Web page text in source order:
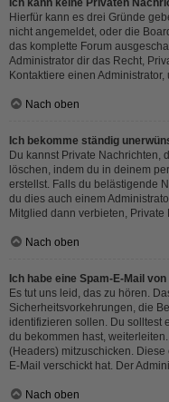
Ich kann keine Privaten
Hierfür kann es drei Gründe
nicht angemeldet, oder die
das komplette Forum
Administrator dir das Recht,
Kontaktiere einen
Nach oben
Ich bekomme ständig
Du kannst Private Nachrichten,
löschen, indem du in deinem
erstellst. Falls du belästigende
du dies auch einem
Mitglied dann verbieten,
Nach oben
Ich habe eine Spam-E-Mail
Es tut uns leid, das zu hören.
Sicherheitsvorkehrungen, die
identifizieren sollen. Du solltest
du bekommen hast,
(Headers) mitzuschicken.
E-Mail verschickt hat. Der
Nach oben